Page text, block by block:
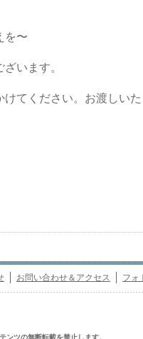
を〜
います。
てください。お渡しいた
お問い合わせ＆アクセス フォ
ツの無断転載を禁止します。